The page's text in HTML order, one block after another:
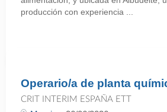
producción con experiencia ...
Operario/a de planta
CRIT INTERIM ESPAÑA ETT